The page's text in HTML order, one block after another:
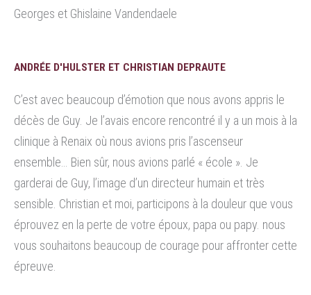
Georges et Ghislaine Vandendaele
ANDRÉE D'HULSTER ET CHRISTIAN DEPRAUTE
C’est avec beaucoup d’émotion que nous avons appris le
décès de Guy. Je l’avais encore rencontré il y a un mois à la
clinique à Renaix où nous avions pris l’ascenseur
ensemble… Bien sûr, nous avions parlé « école ». Je
garderai de Guy, l’image d’un directeur humain et très
sensible. Christian et moi, participons à la douleur que vous
éprouvez en la perte de votre époux, papa ou papy. nous
vous souhaitons beaucoup de courage pour affronter cette
épreuve.